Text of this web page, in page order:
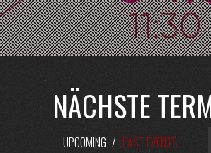
NÄCHSTE
UPCOMING / PAST EVENTS